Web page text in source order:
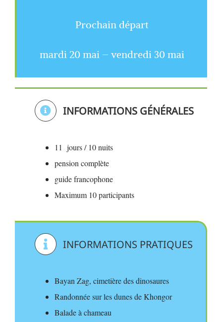
Prochain départ
mardi 20 mai – vendredi 30 mai
INFORMATIONS GÉNÉRALES
11 jours / 10 nuits
pension complète
guide francophone
Maximum 10 participants
INFORMATIONS PRATIQUES
Bayan Zag, cimetière des dinosaures
Randonnée sur les dunes de Khongor
Balade à chameau